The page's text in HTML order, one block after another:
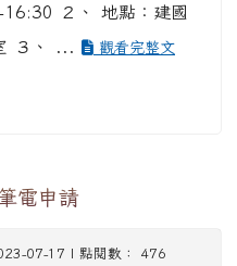
２、 地點：建國
３、 ...
觀看完整文
電申請
07-17 | 點閱數： 476